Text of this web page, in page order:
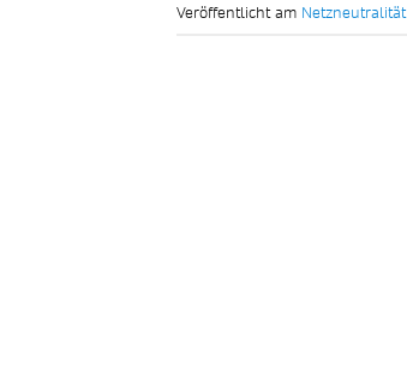
Veröffentlicht am Netzneutralität